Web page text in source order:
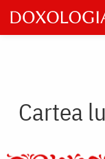
Skip
to
main
Cartea